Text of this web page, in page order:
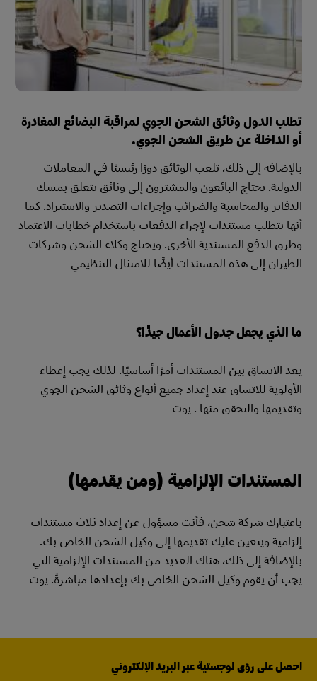
تطلب الدول وثائق الشحن الجوي لمراقبة البضائع المغادرة
أو الداخلة عن طريق الشحن الجوي.
بالإضافة إلى ذلك، تلعب الوثائق دورًا رئيسيًا في المعاملات
الدولية. يحتاج البائعون والمشترون إلى وثائق تتعلق بمسك
الدفاتر والمحاسبة والضرائب وإجراءات التصدير والاستيراد. كما
أنها تتطلب مستندات لإجراء الدفعات باستخدام خطابات الاعتماد
وطرق الدفع المستندية الأخرى. ويحتاج وكلاء الشحن وشركات
الطيران إلى هذه المستندات أيضًا للامتثال التنظيمي
ما الذي يجعل جدول الأعمال جيدًا؟
يعد الاتساق بين المستندات أمرًا أساسيًا. لذلك يجب إعطاء
الأولوية للاتساق عند إعداد جميع أنواع وثائق الشحن الجوي
وتقديمها والتحقق منها . يوت
المستندات الإلزامية (ومن يقدمها)
باعتبارك شركة شحن، فأنت مسؤول عن إعداد ثلاث مستندات
إلزامية ويتعين عليك تقديمها إلى وكيل الشحن الخاص بك.
بالإضافة إلى ذلك، هناك العديد من المستندات الإلزامية التي
يجب أن يقوم وكيل الشحن الخاص بك بإعدادها مباشرةً. يوت
احصل على رؤى لوجستية عبر البريد الإلكتروني